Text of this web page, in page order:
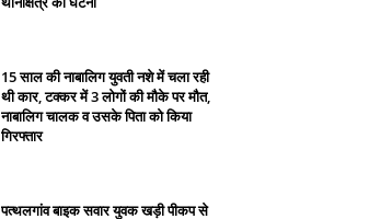
15 साल की नाबालिग युवती नशे में चला रही
थी कार, टक्कर में 3 लोगों की मौके पर मौत,
नाबालिग चालक व उसके पिता को किया
गिरफ्तार
पत्थलगांव बाइक सवार युवक खड़ी पीकप से